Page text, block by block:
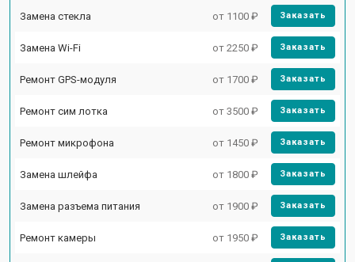
Замена стекла от 1100 ₽ Заказать
Замена Wi-Fi от 2250 ₽ Заказать
Ремонт GPS-модуля от 1700 ₽ Заказать
Ремонт сим лотка от 3500 ₽ Заказать
Ремонт микрофона от 1450 ₽ Заказать
Замена шлейфа от 1800 ₽ Заказать
Замена разъема питания от 1900 ₽ Заказать
Ремонт камеры от 1950 ₽ Заказать